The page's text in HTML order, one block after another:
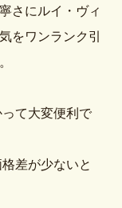
さにルイ・ヴィ
をワンランク引
て大変便利で
差が少ないと